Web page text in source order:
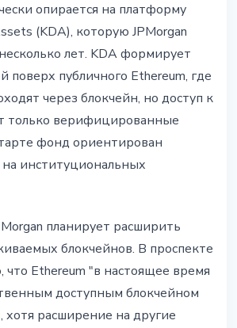
опирается на платформу
(KDA), которую JPMorgan
лет. KDA формирует
поверх публичного Ethereum, где
через блокчейн, но доступ к
только верифицированные
фонд ориентирован
институциональных
планирует расширить
блокчейнов. В проспекте
что Ethereum "в настоящее время
доступным блокчейном
хотя расширение на другие